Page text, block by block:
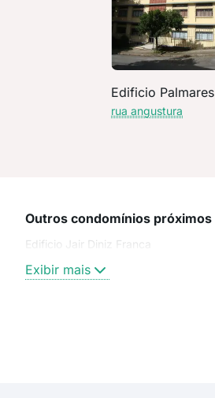
Edificio Palmares
rua angustura
Outros condomínios próximos
Edificio Jair Diniz Franca
Exibir mais